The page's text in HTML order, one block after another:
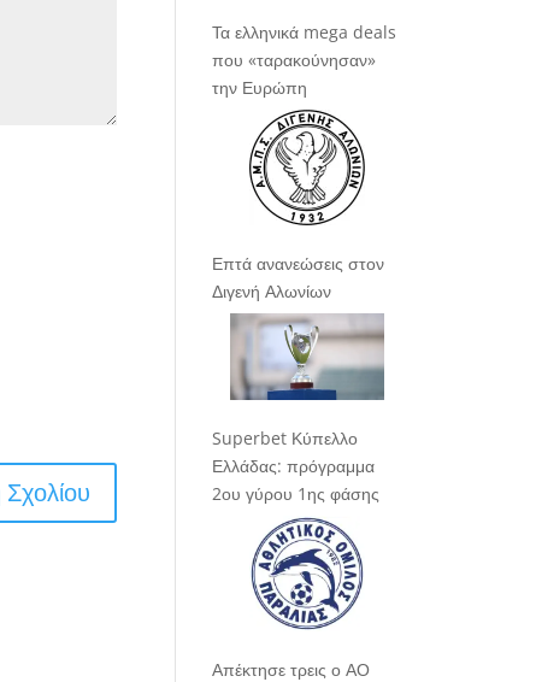
Τα ελληνικά mega deals
που «ταρακούνησαν»
την Ευρώπη
Επτά ανανεώσεις στον
Διγενή Αλωνίων
Superbet Κύπελλο
Ελλάδας: πρόγραμμα
2ου γύρου 1ης φάσης
Απέκτησε τρεις ο ΑΟ